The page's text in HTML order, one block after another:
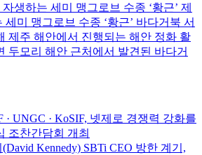
생하는 세미 맹그로브 수종 ‘황근’ 제
세미 맹그로브 수종 ‘황근’ 바다거북 서
제주 해안에서 진행되는 해안 정화 활
두모리 해안 근처에서 발견된 바다거
· UNGC · KoSIF, 넷제로 경쟁력 강화를
조찬간담회 개최
Kennedy) SBTi CEO 방한 계기,